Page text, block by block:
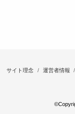
サイト理念 運営者情報